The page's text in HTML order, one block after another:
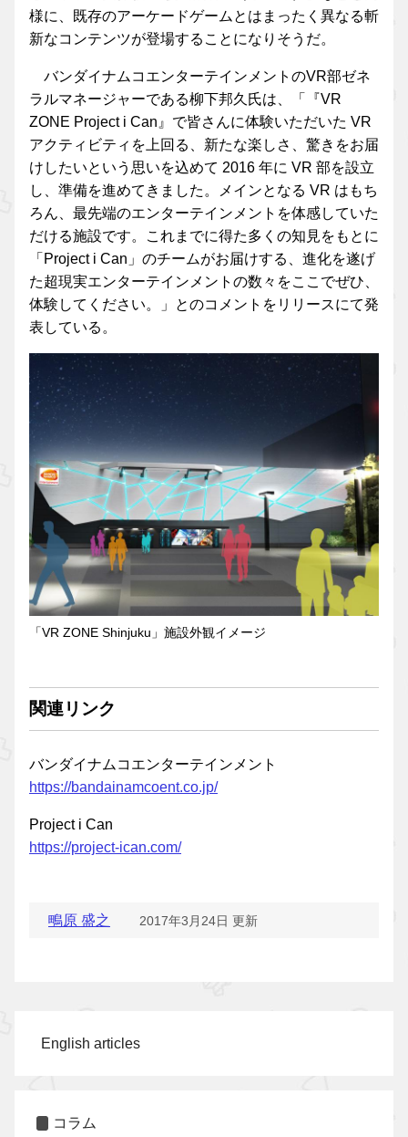
様に、既存のアーケードゲームとはまったく異なる斬
新なコンテンツが登場することになりそうだ。
バンダイナムコエンターテインメントのVR部ゼネ
ラルマネージャーである柳下邦久氏は、「『VR
ZONE Project i Can』で皆さんに体験いただいた VR
アクティビティを上回る、新たな楽しさ、驚きをお届
けしたいという思いを込めて 2016 年に VR 部を設立
し、準備を進めてきました。メインとなる VR はもち
ろん、最先端のエンターテインメントを体感していた
だける施設です。これまでに得た多くの知見をもとに
「Project i Can」のチームがお届けする、進化を遂げ
た超現実エンターテインメントの数々をここでぜひ、
体験してください。」とのコメントをリリースにて発
表している。
「VR ZONE Shinjuku」施設外観イメージ
関連リンク
バンダイナムコエンターテインメント
https://bandainamcoent.co.jp/
Project i Can
https://project-ican.com/
鴫原 盛之 2017年3月24日 更新
English articles
コラム